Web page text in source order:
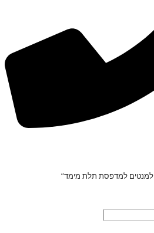
למדפסת תלת מימד”